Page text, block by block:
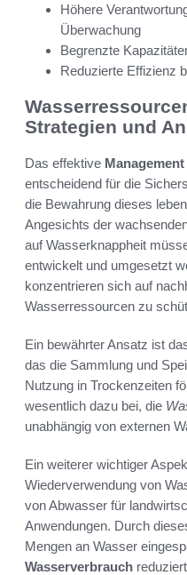
Höhere
Überwachung
Begrenzte
Reduzierte Effizienz
Strategien und
Das effektive
entscheidend für die
die Bewahrung dieses
Angesichts der
auf Wasserknappheit
entwickelt und umgesetzt
konzentrieren sich auf
Wasserressourcen zu
Ein bewährter Ansatz ist
das die Sammlung und
Nutzung in Trockenzeiten
wesentlich dazu bei, die
unabhängig von externen
Ein weiterer wichtiger
Wiederverwendung von
von Abwasser für
Anwendungen. Durch
Mengen an Wasser
Wasserverbrauch